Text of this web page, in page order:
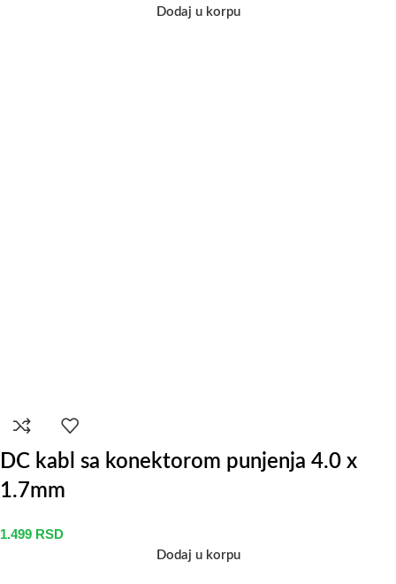
Dodaj u korpu
DC kabl sa konektorom punjenja 4.0 x
1.7mm
1.499 RSD
Dodaj u korpu